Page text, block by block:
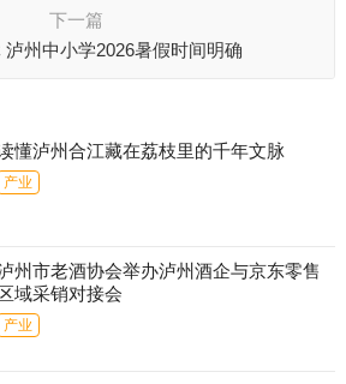
下一篇
泸州中小学2026暑假时间明确
懂泸州合江藏在荔枝里的千年文脉
产业
州市老酒协会举办泸州酒企与京东零售
域采销对接会
产业